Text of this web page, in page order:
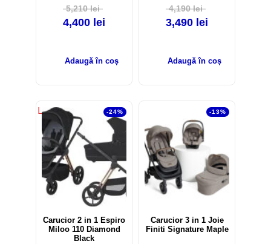
5,210lei
4,400 lei
Adaugă în coș
4,190lei
3,490 lei
Adaugă în coș
-24%
LICHIDARE STOC!
Out of stock
Carucior 2 in 1 Espiro
Miloo 110 Diamond
Black
-13%
Carucior 3 in 1 Joie
Finiti Signature Maple